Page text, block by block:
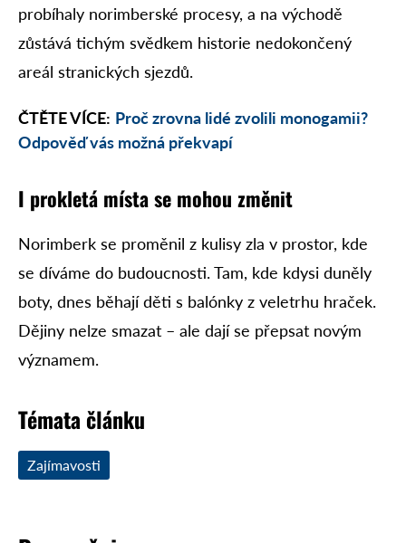
probíhaly norimberské procesy, a na východě
zůstává tichým svědkem historie nedokončený
areál stranických sjezdů.
ČTĚTE VÍCE: Proč zrovna lidé zvolili monogamii?
Odpověď vás možná překvapí
I prokletá místa se mohou změnit
Norimberk se proměnil z kulisy zla v prostor, kde
se díváme do budoucnosti. Tam, kde kdysi duněly
boty, dnes běhají děti s balónky z veletrhu hraček.
Dějiny nelze smazat – ale dají se přepsat novým
významem.
Témata článku
Zajímavosti